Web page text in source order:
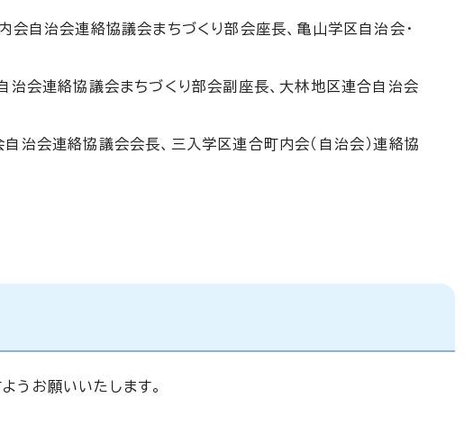
会自治会連絡協議会まちづくり部会座長、亀山学区自治会・
会連絡協議会まちづくり部会副座長、大林地区連合自治会
会連絡協議会会長、三入学区連合町内会（自治会）連絡協
うお願いいたします。